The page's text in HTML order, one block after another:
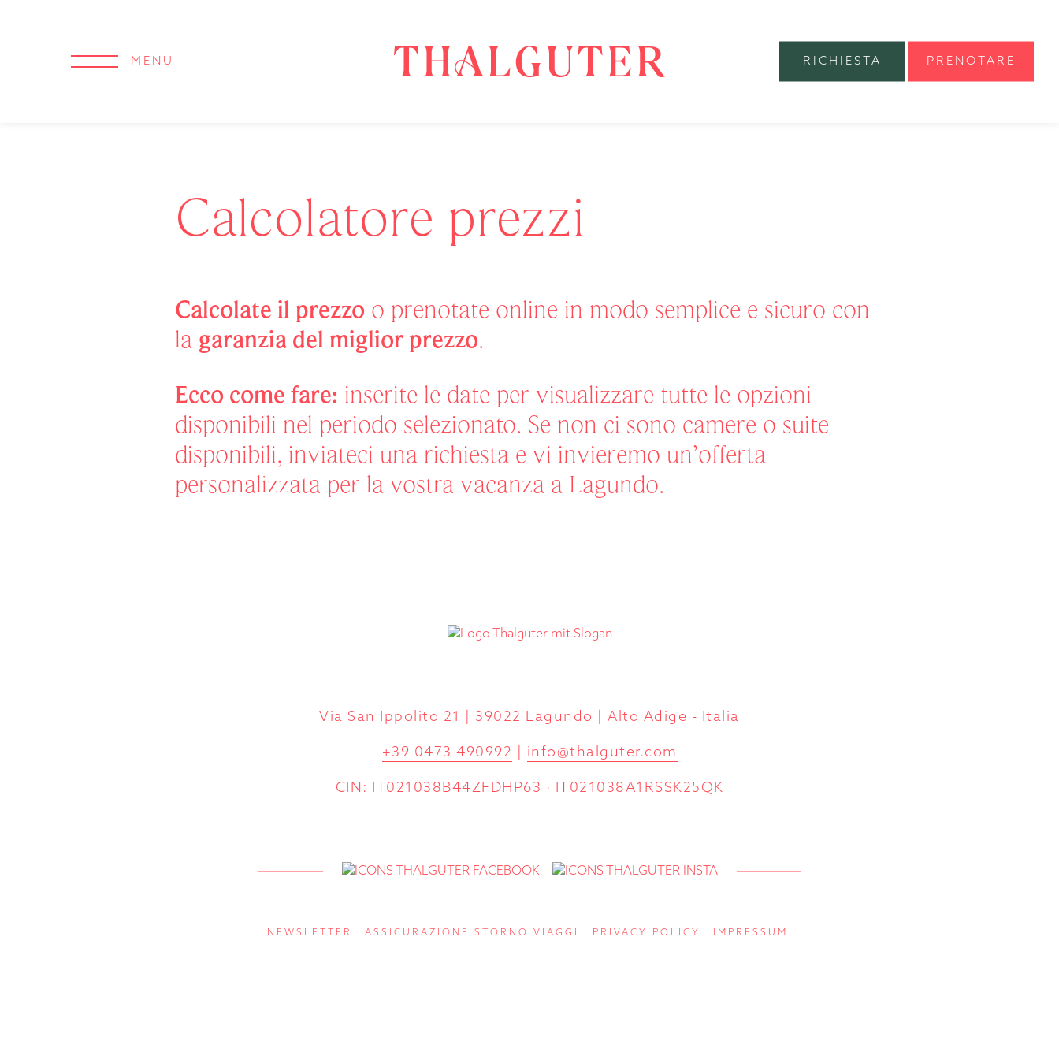
Calcolatore prezzi
Calcolate il prezzo o prenotate online in modo semplice e sicuro con
la garanzia del miglior prezzo.
Ecco come fare: inserite le date per visualizzare tutte le opzioni
disponibili nel periodo selezionato. Se non ci sono camere o suite
disponibili, inviateci una richiesta e vi invieremo un’offerta
personalizzata per la vostra vacanza a Lagundo.
MENU RICHIESTA PRENOTARE
Via San Ippolito 21 | 39022 Lagundo | Alto Adige - Italia
+39 0473 490992 info@thalguter.com
CIN: IT021038B44ZFDHP63 · IT021038A1RSSK25QK
NEWSLETTER ASSICURAZIONE STORNO VIAGGI PRIVACY POLICY IMPRESSUM